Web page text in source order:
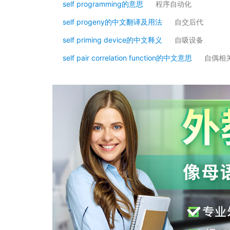
self programming的意思 程序自动化
self progeny的中文翻译及用法 自交后代
self priming device的中文释义 自吸设备
self pair correlation function的中文意思 自偶相